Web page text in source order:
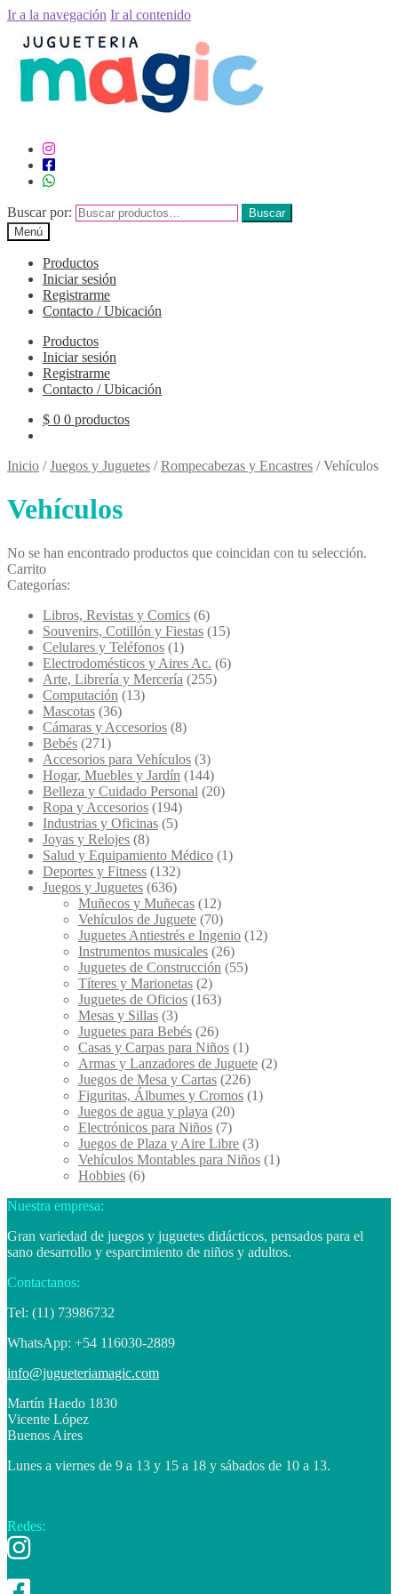
Ir a la navegación Ir al contenido
Buscar por:
Buscar
Menú
Productos
Iniciar sesión
Registrarme
Contacto / Ubicación
Productos
Iniciar sesión
Registrarme
Contacto / Ubicación
$ 0 0 productos
Inicio /Juegos y Juguetes /Rompecabezas y Encastres /Vehículos
Vehículos
No se han encontrado productos que coincidan con tu selección.
Carrito
Categorías:
Libros, Revistas y Comics (6)
Souvenirs, Cotillón y Fiestas (15)
Celulares y Teléfonos (1)
Electrodomésticos y Aires Ac. (6)
Arte, Librería y Mercería (255)
Computación (13)
Mascotas (36)
Cámaras y Accesorios (8)
Bebés (271)
Accesorios para Vehículos (3)
Hogar, Muebles y Jardín (144)
Belleza y Cuidado Personal (20)
Ropa y Accesorios (194)
Industrias y Oficinas (5)
Joyas y Relojes (8)
Salud y Equipamiento Médico (1)
Deportes y Fitness (132)
Juegos y Juguetes (636)
Muñecos y Muñecas (12)
Vehículos de Juguete (70)
Juguetes Antiestrés e Ingenio (12)
Instrumentos musicales (26)
Juguetes de Construcción (55)
Títeres y Marionetas (2)
Juguetes de Oficios (163)
Mesas y Sillas (3)
Juguetes para Bebés (26)
Casas y Carpas para Niños (1)
Armas y Lanzadores de Juguete (2)
Juegos de Mesa y Cartas (226)
Figuritas, Álbumes y Cromos (1)
Juegos de agua y playa (20)
Electrónicos para Niños (7)
Juegos de Plaza y Aire Libre (3)
Vehículos Montables para Niños (1)
Hobbies (6)
Nuestra empresa:
Gran variedad de juegos y juguetes didácticos, pensados para el
sano desarrollo y esparcimiento de niños y adultos.
Contactanos:
Tel: (11) 73986732
WhatsApp: +54 116030-2889
info@jugueteriamagic.com
Martín Haedo 1830
Vicente López
Buenos Aires
Lunes a viernes de 9 a 13 y 15 a 18 y sábados de 10 a 13.
Redes: